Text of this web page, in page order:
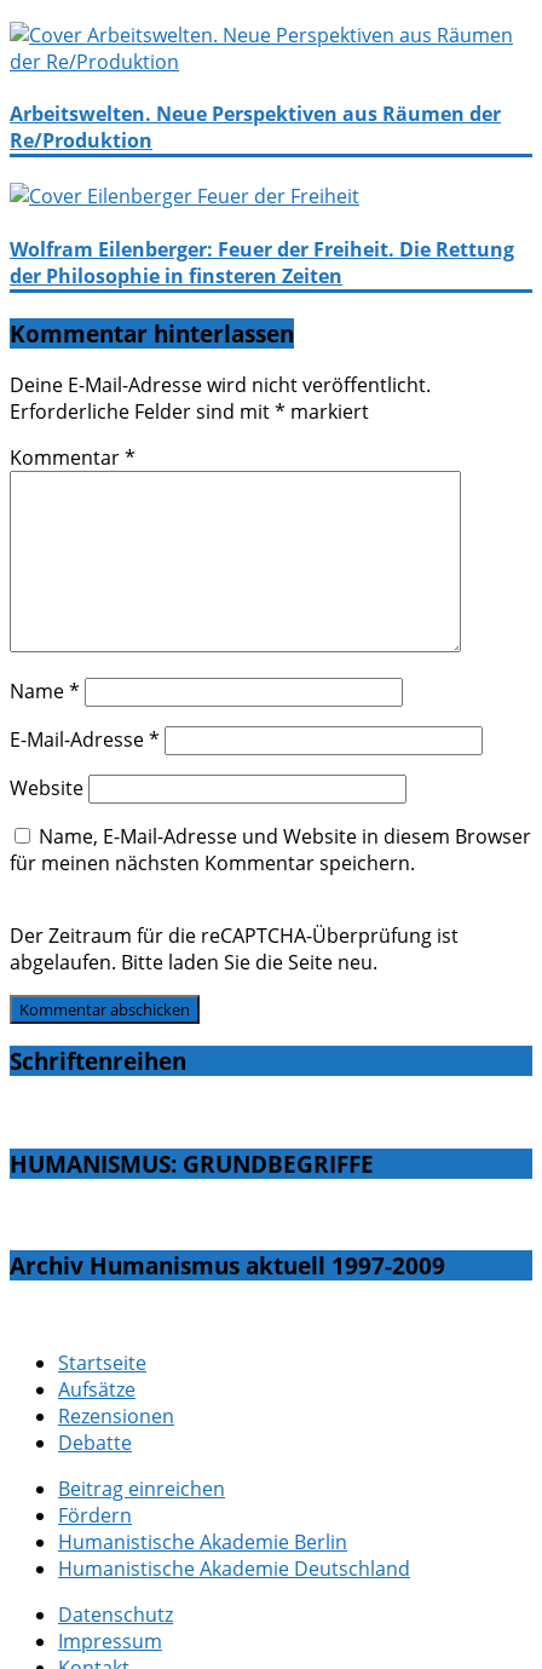
Arbeitswelten. Neue Perspektiven aus Räumen der
Re/Produktion
Wolfram Eilenberger: Feuer der Freiheit. Die Rettung
der Philosophie in finsteren Zeiten
Kommentar hinterlassen
Deine E-Mail-Adresse wird nicht veröffentlicht.
Erforderliche Felder sind mit* markiert
Kommentar*
Name*
E-Mail-Adresse*
Website
Name, E-Mail-Adresse und Website in diesem Browser
für meinen nächsten Kommentar speichern.
Der Zeitraum für die reCAPTCHA-Überprüfung ist
abgelaufen. Bitte laden Sie die Seite neu.
Schriftenreihen
HUMANISMUS: GRUNDBEGRIFFE
Archiv Humanismus aktuell 1997-2009
Startseite
Aufsätze
Rezensionen
Debatte
Beitrag einreichen
Fördern
Humanistische Akademie Berlin
Humanistische Akademie Deutschland
Datenschutz
Impressum